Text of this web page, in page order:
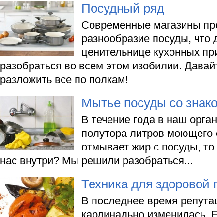
Посудный ряд
Современные магазины
разнообразие посуды, что
ценительнице кухонных
разобраться во всем этом изобилии.
разложить все по полкам!
Мытье посуды со
В течение года в наш
полутора литров моющего
отмывает жир с посуды,
нас внутри? Мы решили разобраться...
Техника для здоровой
В последнее время
кардинально